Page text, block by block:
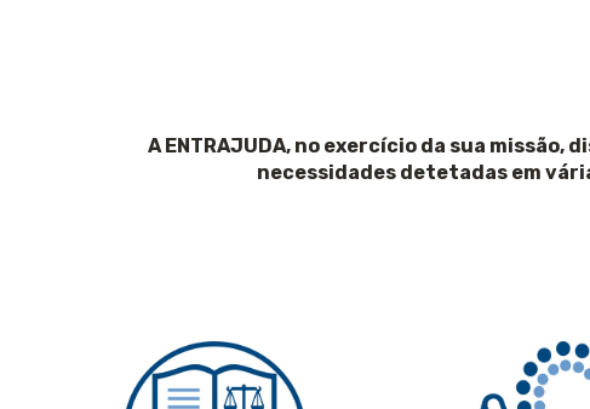
A ENTRAJUDA, no exercício da sua
necessidades detetadas em